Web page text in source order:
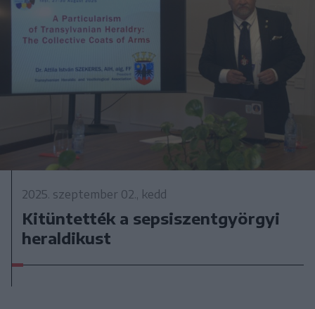
2025. szeptember 02., kedd
Kitüntették a sepsiszentgyörgyi
heraldikust